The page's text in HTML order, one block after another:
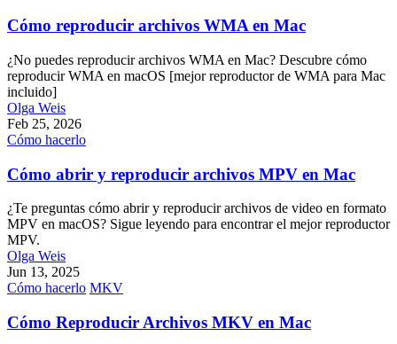
Cómo reproducir archivos WMA en Mac
¿No puedes reproducir archivos WMA en Mac? Descubre cómo
reproducir WMA en macOS [mejor reproductor de WMA para Mac
incluido]
Olga Weis
Feb 25, 2026
Cómo hacerlo
Cómo abrir y reproducir archivos MPV en Mac
¿Te preguntas cómo abrir y reproducir archivos de video en formato
MPV en macOS? Sigue leyendo para encontrar el mejor reproductor
MPV.
Olga Weis
Jun 13, 2025
Cómo hacerlo MKV
Cómo Reproducir Archivos MKV en Mac